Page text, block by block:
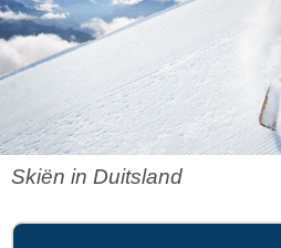
Skiën in Duitsland